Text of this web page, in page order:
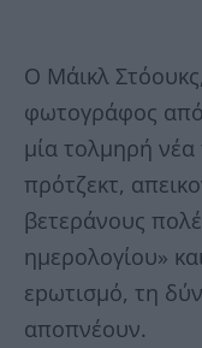
Ο Μάικλ
φωτογράφος
μία τολμηρή
πρότζεκτ,
βετεράνους
ημερολογίου»
εpωτισμό, τη
αποπνέουν.